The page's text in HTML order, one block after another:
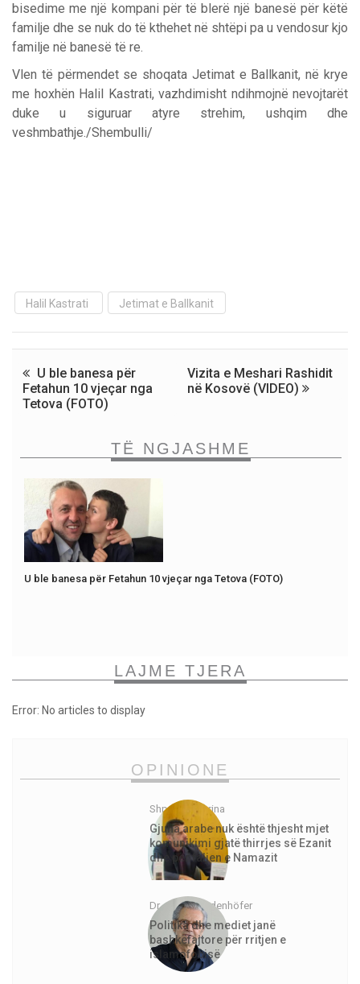
bisedime me një kompani për të blerë një banesë për këtë
familje dhe se nuk do të kthehet në shtëpi pa u vendosur kjo
familje në banesë të re.
Vlen të përmendet se shoqata Jetimat e Ballkanit, në krye
me hoxhën Halil Kastrati, vazhdimisht ndihmojnë nevojtarët
duke u siguruar atyre strehim, ushqim dhe
veshmbathje./Shembulli/
Halil Kastrati Jetimat e Ballkanit
U ble banesa për
Fetahun 10 vjeçar nga
Tetova (FOTO)
Vizita e Meshari Rashidit
në Kosovë (VIDEO)
TË NGJASHME
U ble banesa për Fetahun 10 vjeçar nga Tetova (FOTO)
LAJME TJERA
Error: No articles to display
OPINIONE
Shpejtim Morina
Gjuha arabe nuk është thjesht mjet
komunikimi gjatë thirrjes së Ezanit
dhe për faljen e Namazit
Dr. Jürgen Todenhöfer
Politika dhe mediet janë
bashkëfajtore për rritjen e
islamofobisë